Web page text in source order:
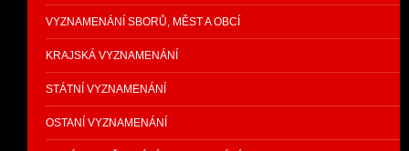
VYZNAMENÁNÍ SBORŮ, MĚST A OBCÍ
KRAJSKÁ VYZNAMENÁNÍ
STÁTNÍ VYZNAMENÁNÍ
OSTANÍ VYZNAMENÁNÍ